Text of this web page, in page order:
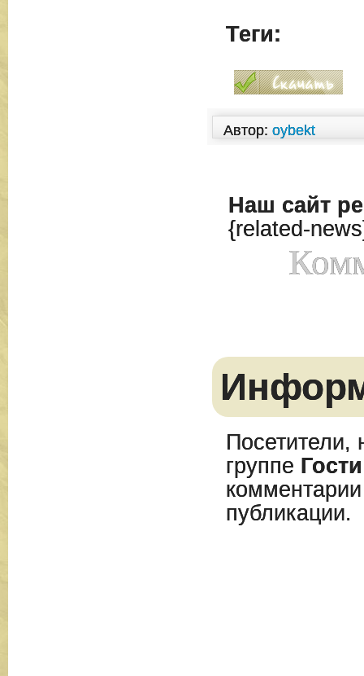
Теги:
Автор: oybekt
Наш сайт
{related-
Посетители,
группе Гости
публикации.